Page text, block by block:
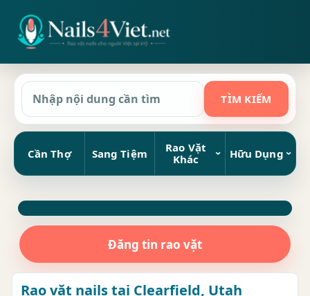
Cần Thợ Sang Tiệm
Rao Vặt
Khác
Hữu Dụng
Đăng tin rao vặt
Rao vặt nails tại Clearfield, Utah